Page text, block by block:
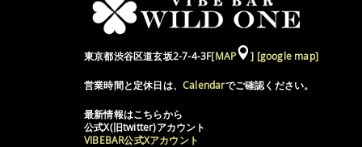
東京都渋谷区道玄坂2-7-4-3F[MAP ] [google map]
営業時間と定休日は、 Calendarでご確認ください。
最新情報はこちらから
公式X(旧twitter)アカウント
VIBEBAR公式Xアカウント